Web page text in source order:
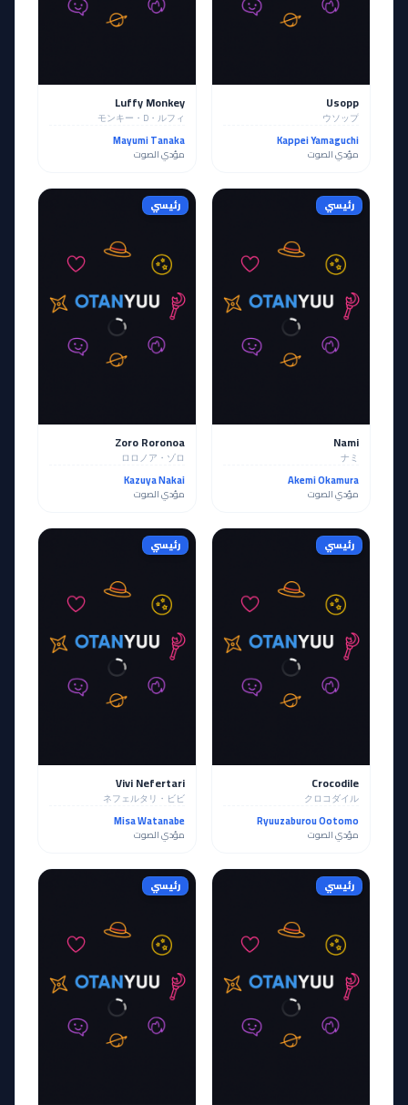
Usopp
ウソップ
Kappei Yamaguchi
مؤدي الصوت
Luffy Monkey
モンキー・D・ルフィ
Mayumi Tanaka
مؤدي الصوت
رئيسي
Nami
ナミ
Akemi Okamura
مؤدي الصوت
رئيسي
Zoro Roronoa
ロロノア・ゾロ
Kazuya Nakai
مؤدي الصوت
رئيسي
Crocodile
クロコダイル
Ryuuzaburou Ootomo
مؤدي الصوت
رئيسي
Vivi Nefertari
ネフェルタリ・ビビ
Misa Watanabe
مؤدي الصوت
رئيسي رئيسي